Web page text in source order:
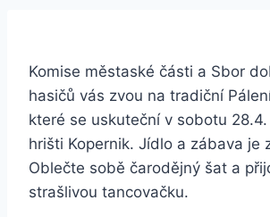
Komise městaské části a Sbor
hasičů vás zvou na tradiční
které se uskuteční v sobotu
hrišti Kopernik. Jídlo a zábava je
Oblečte sobě čarodějný šat a
strašlivou tancovačku.